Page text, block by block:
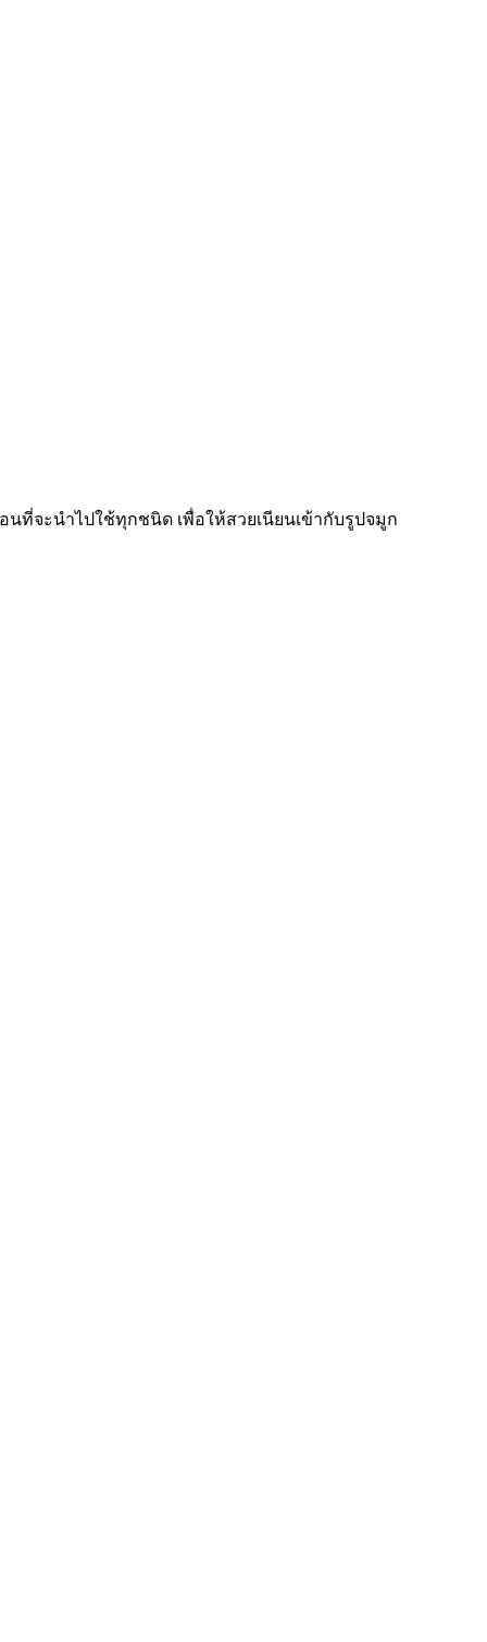
ที่จะนำไปใช้ทุกชนิด เพื่อให้สวยเนียนเข้ากับรูปจมูก